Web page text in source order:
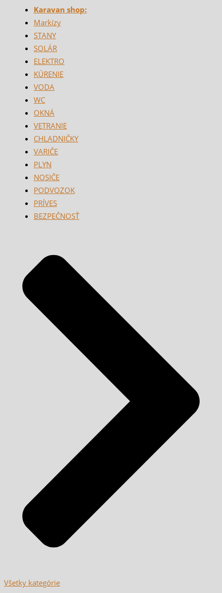
Karavan shop:
Markízy
STANY
SOLÁR
ELEKTRO
KÚRENIE
VODA
WC
OKNÁ
VETRANIE
CHLADNIČKY
VARIČE
PLYN
NOSIČE
PODVOZOK
PRÍVES
BEZPEČNOSŤ
Všetky kategórie